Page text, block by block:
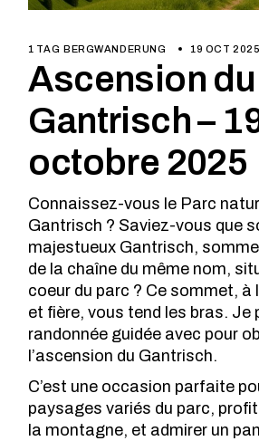
1 TAG BERGWANDERUNG 19 OCT 2025
Ascension du
Gantrisch –
octobre 2025
Connaissez-vous le Parc
Gantrisch ? Saviez-vous que
majestueux Gantrisch,
de la chaîne du même nom,
coeur du parc ? Ce sommet, à
et fière, vous tend les bras. Je
randonnée guidée avec pour
l’ascension du Gantrisch.
C’est une occasion parfaite
paysages variés du parc,
la montagne, et admirer un